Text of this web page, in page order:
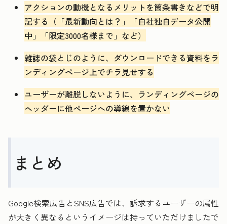
アクションの動機となるメリットを箇条書きなどで明
記する（「最新動向とは？」「自社独自データ公開
中」「限定3000名様まで」など）
雑誌の袋とじのように、ダウンロードできる資料をラ
ンディングページ上でチラ見せする
ユーザーが離脱しないように、ランディングページの
ヘッダーに他ページへの導線を置かない
まとめ
Google検索広告とSNS広告では、訴求するユーザーの属性
が大きく異なるというイメージは持っていただけましたで